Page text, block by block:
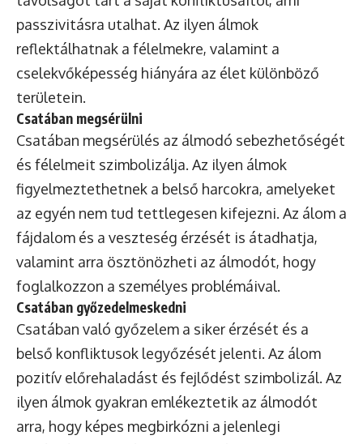
passzivitásra utalhat. Az ilyen álmok
reflektálhatnak a félelmekre, valamint a
cselekvőképesség hiányára az élet különböző
területein.
Csatában megsérülni
Csatában megsérülés az álmodó sebezhetőségét
és félelmeit szimbolizálja. Az ilyen álmok
figyelmeztethetnek a belső harcokra, amelyeket
az egyén nem tud tettlegesen kifejezni. Az álom a
fájdalom és a veszteség érzését is átadhatja,
valamint arra ösztönözheti az álmodót, hogy
foglalkozzon a személyes problémáival.
Csatában győzedelmeskedni
Csatában való győzelem a siker érzését és a
belső konfliktusok legyőzését jelenti. Az álom
pozitív előrehaladást és fejlődést szimbolizál. Az
ilyen álmok gyakran emlékeztetik az álmodót
arra, hogy képes megbirkózni a jelenlegi